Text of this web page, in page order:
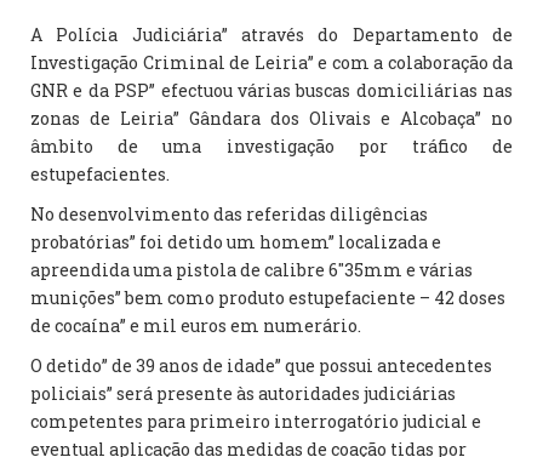
A Polícia Judiciária” através do Departamento de
Investigação Criminal de Leiria” e com a colaboração da
GNR e da PSP” efectuou várias buscas domiciliárias nas
zonas de Leiria” Gândara dos Olivais e Alcobaça” no
âmbito de uma investigação por tráfico de
estupefacientes.
No desenvolvimento das referidas diligências
probatórias” foi detido um homem” localizada e
apreendida uma pistola de calibre 6″35mm e várias
munições” bem como produto estupefaciente – 42 doses
de cocaína” e mil euros em numerário.
O detido” de 39 anos de idade” que possui antecedentes
policiais” será presente às autoridades judiciárias
competentes para primeiro interrogatório judicial e
eventual aplicação das medidas de coação tidas por